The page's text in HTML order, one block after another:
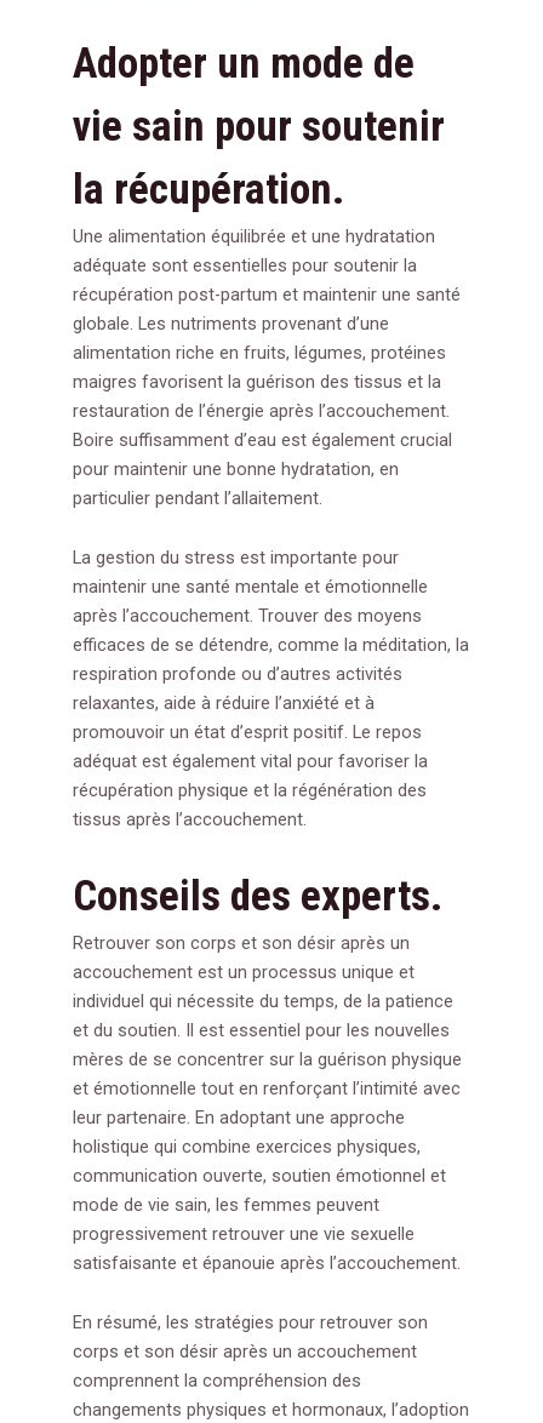
Adopter un mode de
vie sain pour soutenir
la récupération.
Une alimentation équilibrée et une hydratation
adéquate sont essentielles pour soutenir la
récupération post-partum et maintenir une santé
globale. Les nutriments provenant d’une
alimentation riche en fruits, légumes, protéines
maigres favorisent la guérison des tissus et la
restauration de l’énergie après l’accouchement.
Boire suffisamment d’eau est également crucial
pour maintenir une bonne hydratation, en
particulier pendant l’allaitement.
La gestion du stress est importante pour
maintenir une santé mentale et émotionnelle
après l’accouchement. Trouver des moyens
efficaces de se détendre, comme la méditation, la
respiration profonde ou d’autres activités
relaxantes, aide à réduire l’anxiété et à
promouvoir un état d’esprit positif. Le repos
adéquat est également vital pour favoriser la
récupération physique et la régénération des
tissus après l’accouchement.
Conseils des experts.
Retrouver son corps et son désir après un
accouchement est un processus unique et
individuel qui nécessite du temps, de la patience
et du soutien. Il est essentiel pour les nouvelles
mères de se concentrer sur la guérison physique
et émotionnelle tout en renforçant l’intimité avec
leur partenaire. En adoptant une approche
holistique qui combine exercices physiques,
communication ouverte, soutien émotionnel et
mode de vie sain, les femmes peuvent
progressivement retrouver une vie sexuelle
satisfaisante et épanouie après l’accouchement.
En résumé, les stratégies pour retrouver son
corps et son désir après un accouchement
comprennent la compréhension des
changements physiques et hormonaux, l’adoption